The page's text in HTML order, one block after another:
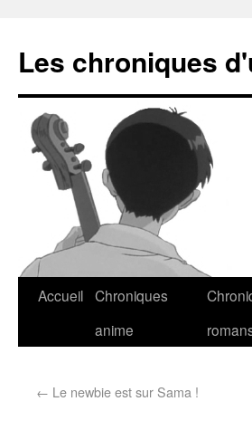
Les chroniques
Accueil Chroniques
anime
← Le newbie est sur Sama !